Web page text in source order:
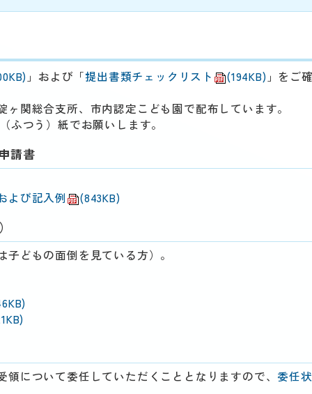
」および「提出書類チェックリスト (194KB) 」をご
関総合支所、市内認定こども園で配布しています。
つう）紙でお願いします。
請書
よび記入例 (843KB)
どもの面倒を見ている方）。
について委任していただくこととなりますので、 委任状